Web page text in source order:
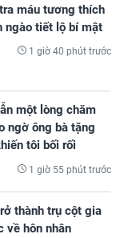
máu tương thích
ngào tiết lộ bí mật
1 giờ 40 phút trước
một lòng chăm
ngờ ông bà tặng
tôi bối rối
1 giờ 55 phút trước
thành trụ cột gia
về hôn nhân